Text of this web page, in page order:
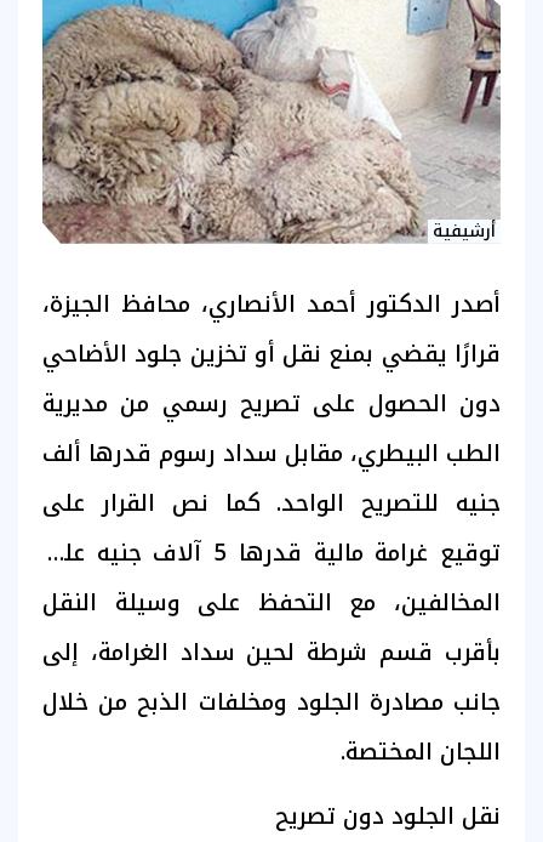
أرشيفية
أصدر الدكتور أحمد الأنصاري، محافظ الجيزة،
قرارًا يقضي بمنع نقل أو تخزين جلود الأضاحي
دون الحصول على تصريح رسمي من مديرية
الطب البيطري، مقابل سداد رسوم قدرها ألف
جنيه للتصريح الواحد. كما نص القرار على
توقيع غرامة مالية قدرها 5 آلاف جنيه على
المخالفين، مع التحفظ على وسيلة النقل
بأقرب قسم شرطة لحين سداد الغرامة، إلى
جانب مصادرة الجلود ومخلفات الذبح من خلال
اللجان المختصة.
نقل الجلود دون تصريح